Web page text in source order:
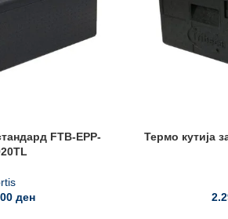
FTB-EPP-
ден
Термо кутија